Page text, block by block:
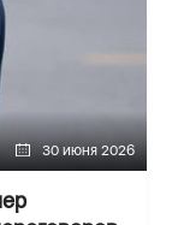
30 июня 2026